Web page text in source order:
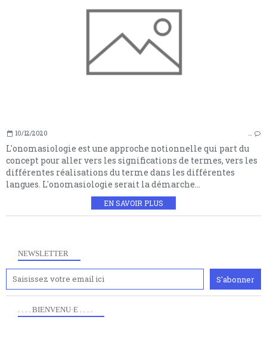
10/12/2020 …
L'onomasiologie est une approche notionnelle qui part du
concept pour aller vers les significations de termes, vers les
différentes réalisations du terme dans les différentes
langues. L'onomasiologie serait la démarche...
EN SAVOIR PLUS
NEWSLETTER
. . . . BIENVENU·E . . . .